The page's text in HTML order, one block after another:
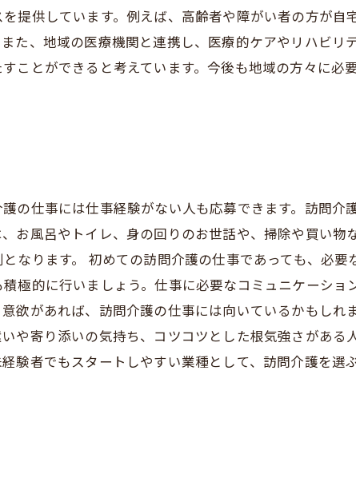
提供しています。例えば、高齢者や障がい者の方が自
た、地域の医療機関と連携し、医療的ケアやリハビリ
ことができると考えています。今後も地域の方々に必
の仕事には仕事経験がない人も応募できます。訪問介
お風呂やトイレ、身の回りのお世話や、掃除や買い物
なります。 初めての訪問介護の仕事であっても、必要
極的に行いましょう。仕事に必要なコミュニケーショ
欲があれば、訪問介護の仕事には向いているかもしれ
や寄り添いの気持ち、コツコツとした根気強さがある
験者でもスタートしやすい業種として、訪問介護を選